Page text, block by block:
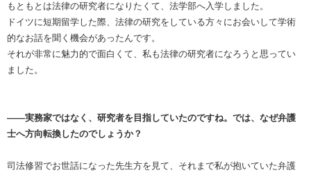
もともとは法律の研究者になりたくて、法学部へ入学しました。
ドイツに短期留学した際、法律の研究をしている方々にお会いして学術
的なお話を聞く機会があったんです。
それが非常に魅力的で面白くて、私も法律の研究者になろうと思ってい
ました。
――実務家ではなく、研究者を目指していたのですね。では、なぜ弁護
士へ方向転換したのでしょうか？
司法修習でお世話になった先生方を見て、それまで私が抱いていた弁護